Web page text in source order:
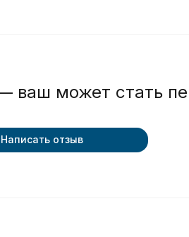
ваш может стать
Написать отзыв